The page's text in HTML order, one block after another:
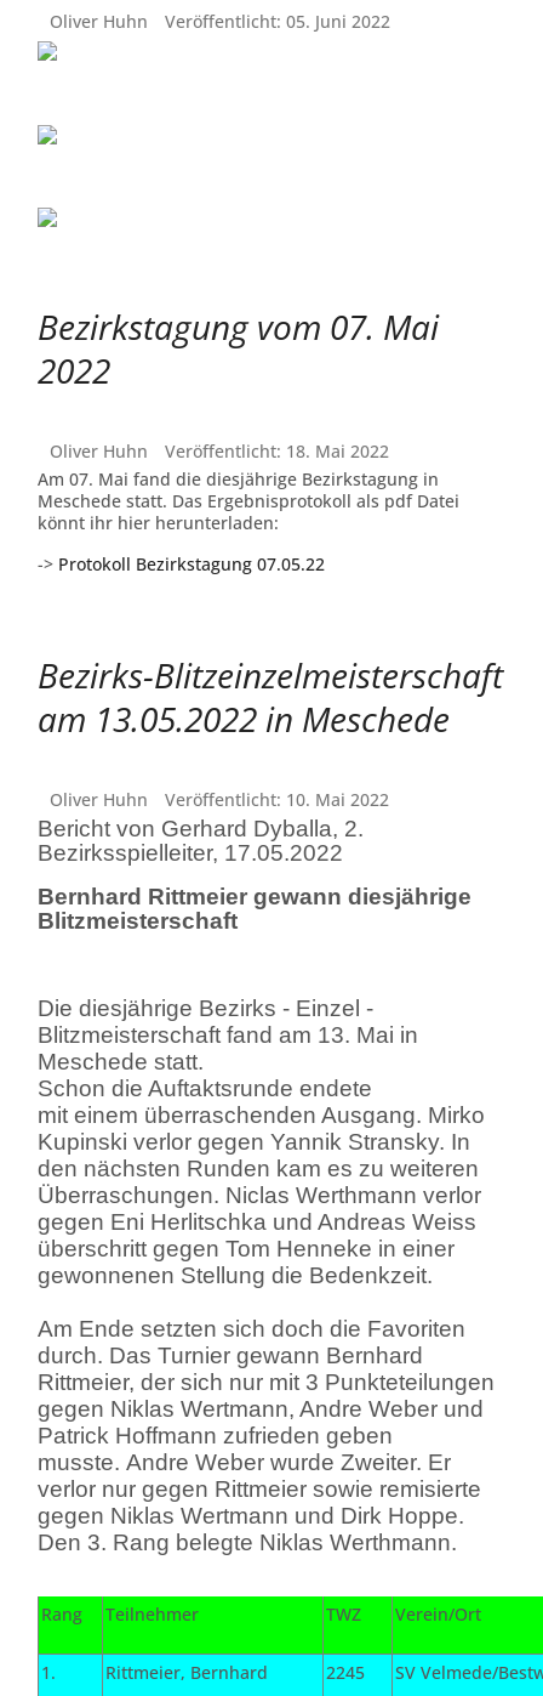
Oliver Huhn Veröffentlicht: 05. Juni 2022
Bezirkstagung vom 07. Mai
2022
Oliver Huhn
Veröffentlicht: 18. Mai 2022
Am 07. Mai fand die diesjährige Bezirkstagung in
Meschede statt. Das Ergebnisprotokoll als pdf Datei
könnt ihr hier herunterladen:
-> Protokoll Bezirkstagung 07.05.22
Bezirks-Blitzeinzelmeisterschaft
am 13.05.2022 in Meschede
Oliver Huhn Veröffentlicht: 10. Mai 2022
Bericht von Gerhard Dyballa, 2.
Bezirksspielleiter, 17.05.2022
Bernhard Rittmeier gewann diesjährige
Blitzmeisterschaft
Die diesjährige Bezirks - Einzel -
Blitzmeisterschaft fand am 13. Mai in
Meschede statt.
Schon die Auftaktsrunde endete
mit einem überraschenden Ausgang. Mirko
Kupinski verlor gegen Yannik Stransky. In
den nächsten Runden kam es zu weiteren
Überraschungen. Niclas Werthmann verlor
gegen Eni Herlitschka und Andreas Weiss
überschritt gegen Tom Henneke in einer
gewonnenen Stellung die Bedenkzeit.
Am Ende setzten sich doch die Favoriten
durch. Das Turnier gewann Bernhard
Rittmeier, der sich nur mit 3 Punkteteilungen
gegen Niklas Wertmann, Andre Weber und
Patrick Hoffmann zufrieden geben
musste. Andre Weber wurde Zweiter. Er
verlor nur gegen Rittmeier sowie remisierte
gegen Niklas Wertmann und Dirk Hoppe.
Den 3. Rang belegte Niklas Werthmann.
Rang Teilnehmer TWZ Verein/Ort
1. Rittmeier, Bernhard 2245 SV Velmede/